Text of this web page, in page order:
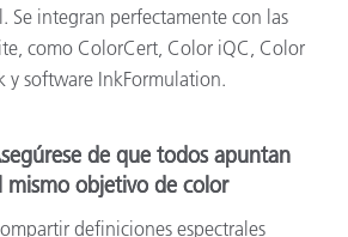
Se integran perfectamente con las
como ColorCert, Color iQC, Color
y software InkFormulation.
de que todos apuntan
mismo objetivo de color
definiciones espectrales